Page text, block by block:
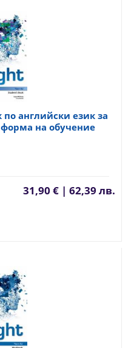
по английски език за
на обучение
31,90 € | 62,39 лв.